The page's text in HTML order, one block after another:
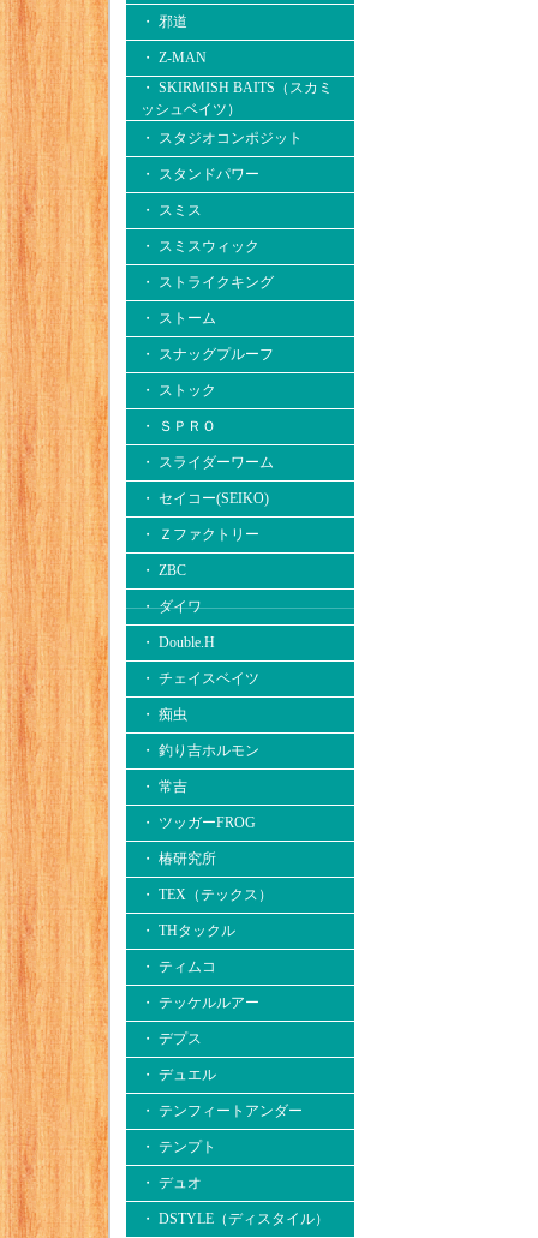
・ 邪道
・ Z-MAN
・ SKIRMISH BAITS（スカミ
ッシュベイツ）
・ スタジオコンポジット
・ スタンドパワー
・ スミス
・ スミスウィック
・ ストライクキング
・ ストーム
・ スナッグプルーフ
・ ストック
・ ＳＰＲＯ
・ スライダーワーム
・ セイコー(SEIKO)
・ Ｚファクトリー
・ ZBC
・ ダイワ
・ Double.H
・ チェイスベイツ
・ 痴虫
・ 釣り吉ホルモン
・ 常吉
・ ツッガーFROG
・ 椿研究所
・ TEX（テックス）
・ THタックル
・ ティムコ
・ テッケルルアー
・ デプス
・ デュエル
・ テンフィートアンダー
・ テンプト
・ デュオ
・ DSTYLE（ディスタイル）